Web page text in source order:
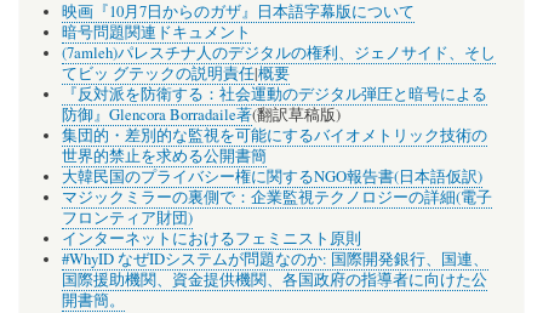
映画『10月7日からのガザ』日本語字幕版について
暗号問題関連ドキュメント
(7amleh)パレスチナ人のデジタルの権利、ジェノサイド、そし
てビッ グテックの説明責任|概要
『反対派を防衛する：社会運動のデジタル弾圧と暗号による
防御』Glencora Borradaile著(翻訳草稿版)
集団的・差別的な監視を可能にするバイオメトリック技術の
世界的禁止を求める公開書簡
大韓民国のプライバシー権に関するNGO報告書(日本語仮訳)
マジックミラーの裏側で：企業監視テクノロジーの詳細(電子
フロンティア財団)
インターネットにおけるフェミニスト原則
#WhyID なぜIDシステムが問題なのか: 国際開発銀行、国連、
国際援助機関、資金提供機関、各国政府の指導者に向けた公
開書簡。